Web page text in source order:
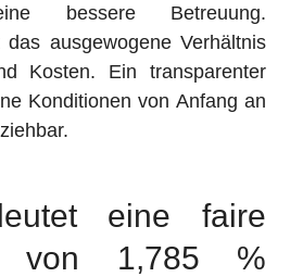
bessere Betreuung.
das ausgewogene Verhältnis
Kosten. Ein transparenter
Konditionen von Anfang an
eine faire
von 1,785 %